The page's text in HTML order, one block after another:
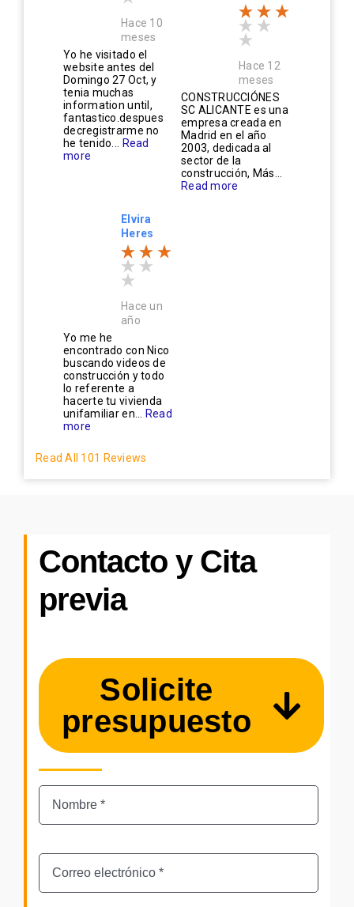
Hace 10
meses
Yo he visitado el
website antes del
Domingo 27 Oct, y
tenia muchas
information until,
fantastico.despues
decregistrarme no
he tenido...
Read
more
Hace 12
meses
CONSTRUCCIÓNES
SC ALICANTE es una
empresa creada en
Madrid en el año
2003, dedicada al
sector de la
construcción, Más...
Read more
Elvira
Heres
Hace un
año
Yo me he
encontrado con Nico
buscando videos de
construcción y todo
lo referente a
hacerte tu vivienda
unifamiliar en...
Read
more
Read All 101 Reviews
Contacto y Cita
previa
Solicite
presupuesto